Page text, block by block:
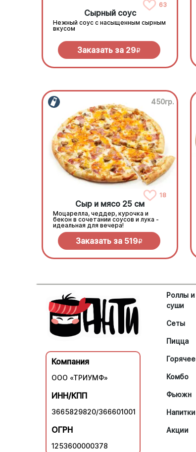
63
Сырный соус
Нежный соус с насыщенным сырным
вкусом
Заказать за 29R
450гр.
18
Сыр и мясо 25 см
Моцарелла, чеддер, курочка и
бекон в сочетании соусов и лука -
идеальная для вечера!
Заказать за 519R
Компания
ООО «ТРИУМФ»
ИНН/КПП
3665829820/366601001
ОГРН
1253600000378
Роллы и
суши
Сеты
Пицца
Горячее
Комбо
Фьюжн
Напитки
Акции